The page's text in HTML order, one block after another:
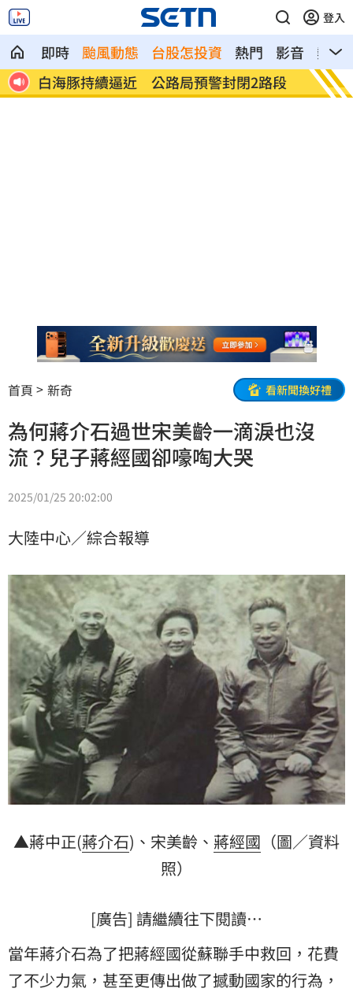
登入
即時 颱風動態 台股怎投資 熱門 影音
熱搜
白海豚持續逼近 公路局預警封閉2路段
台中
心」
首頁 新奇 看新聞換好禮
為何蔣介石過世宋美齡一滴淚也沒
流？兒子蔣經國卻嚎啕大哭
2025/01/25 20:02:00
大陸中心／綜合報導
▲蔣中正(蔣介石)、宋美齡、 蔣經國 （圖／資料
照）
[廣告] 請繼續往下閱讀…
當年蔣介石為了把蔣經國從蘇聯手中救回，花費
了不少力氣，甚至更傳出做了撼動國家的行為，